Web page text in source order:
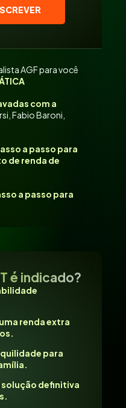
AGF para você
com a
Fabio Baroni,
a passo para
de renda de
a passo para
é indicado?
uma renda extra
para
solução definitiva